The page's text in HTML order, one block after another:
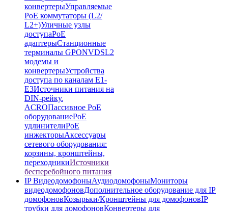
конвертерыУправляемые
PoE коммутаторы (L2/
L2+)Уличные узлы
доступаPoE
адаптерыСтанционные
терминалы GPONVDSL2
модемы и
конвертерыУстройства
доступа по каналам E1-
E3Источники питания на
DIN-рейку.
ACROПассивное PoE
оборудованиеPoE
удлинителиPoE
инжекторыАксессуары
сетевого оборудования:
корзины, кронштейны,
переходникиИсточники
бесперебойного питания
IP ВидеодомофоныАудиодомофоныМониторы
видеодомофоновДополнительное оборудование для IP
домофоновКозырьки/Кронштейны для домофоновIP
трубки для домофоновКонвертеры для